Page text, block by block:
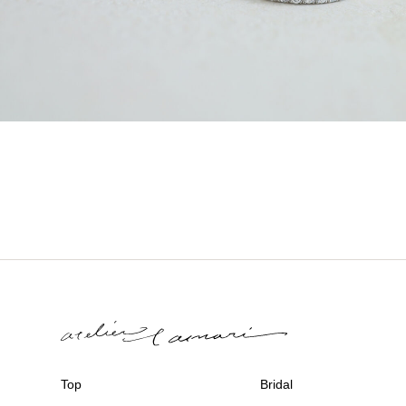
Top Bridal